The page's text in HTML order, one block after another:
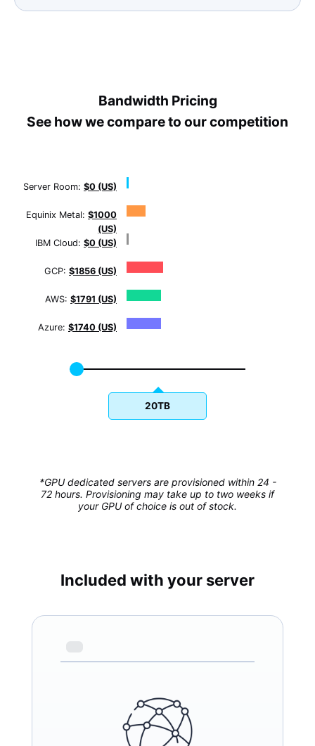
Bandwidth Pricing
See how we compare to our competition
Server Room: $0 (US)
Equinix Metal: $1000
(US)
IBM Cloud: $0 (US)
GCP: $1856 (US)
AWS: $1791 (US)
Azure: $1740 (US)
20TB
*GPU dedicated servers are provisioned within 24 -
72 hours. Provisioning may take up to two weeks if
your GPU of choice is out of stock.
Included with your server